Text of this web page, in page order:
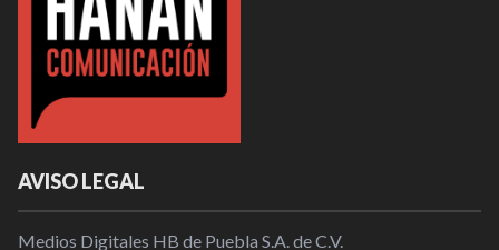
AVISO LEGAL
Medios Digitales HB de Puebla S.A. de C.V.